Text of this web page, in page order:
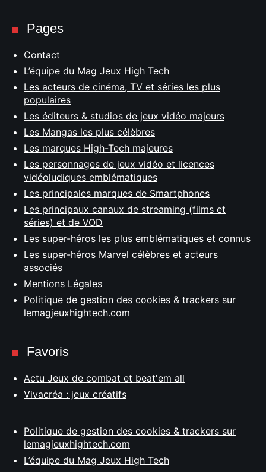
Pages
Contact
L’équipe du Mag Jeux High Tech
Les acteurs de cinéma, TV et séries les plus
populaires
Les éditeurs & studios de jeux vidéo majeurs
Les Mangas les plus célèbres
Les marques High-Tech majeures
Les personnages de jeux vidéo et licences
vidéoludiques emblématiques
Les principales marques de Smartphones
Les principaux canaux de streaming (films et
séries) et de VOD
Les super-héros les plus emblématiques et connus
Les super-héros Marvel célèbres et acteurs
associés
Mentions Légales
Politique de gestion des cookies & trackers sur
lemagjeuxhightech.com
Favoris
Actu Jeux de combat et beat'em all
Vivacréa : jeux créatifs
Politique de gestion des cookies & trackers sur
lemagjeuxhightech.com
L’équipe du Mag Jeux High Tech